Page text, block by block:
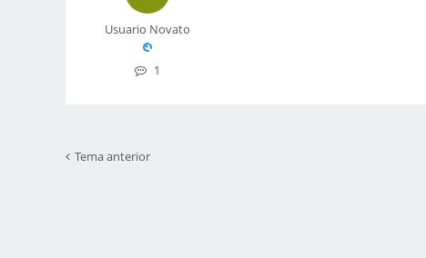
Usuario Novato
1
Tema anterior